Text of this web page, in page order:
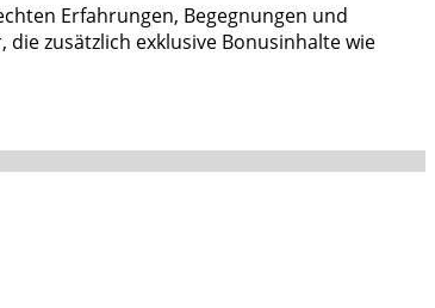
Erfahrungen, Begegnungen und
zusätzlich exklusive Bonusinhalte wie